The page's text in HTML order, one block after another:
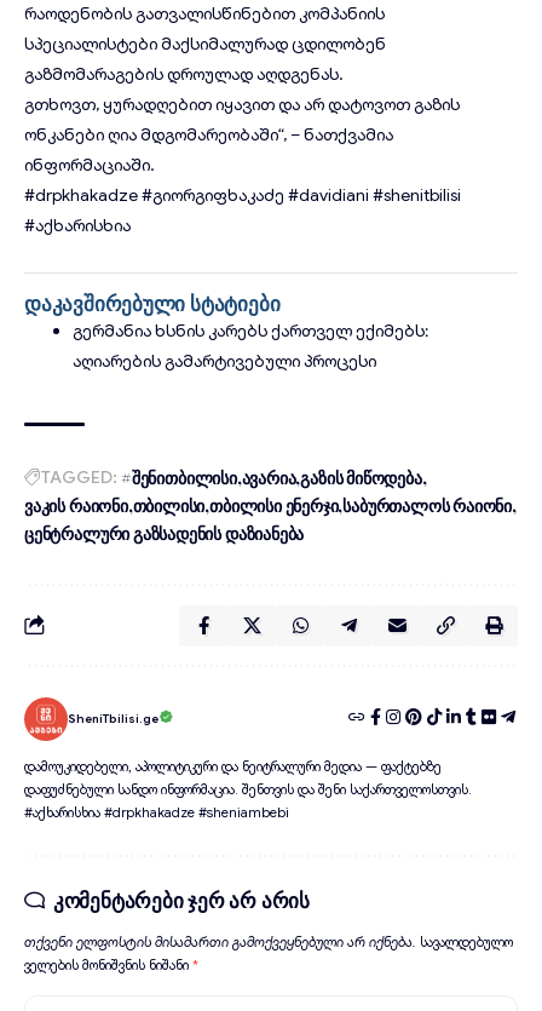
რაოდენობის გათვალისწინებით კომპანიის
სპეციალისტები მაქსიმალურად ცდილობენ
გაზმომარაგების დროულად აღდგენას.
გთხოვთ, ყურადღებით იყავით და არ დატოვოთ გაზის
ონკანები ღია მდგომარეობაში“, – ნათქვამია
ინფორმაციაში.
#drpkhakadze#გიორგიფხაკაძე #davidiani #shenitbilisi
#აქხარისხია
დაკავშირებული სტატიები
გერმანია ხსნის კარებს ქართველ ექიმებს:
აღიარების გამარტივებული პროცესი
TAGGED: #შენითბილისი ავარია გაზის მიწოდება
ვაკის რაიონი თბილისი თბილისი ენერჯი საბურთალოს რაიონი
ცენტრალური გაზსადენის დაზიანება
SheniTbilisi.ge
დამოუკიდებელი, აპოლიტიკური და ნეიტრალური მედია — ფაქტებზე
დაფუძნებული სანდო ინფორმაცია. შენთვის და შენი საქართველოსთვის.
#აქხარისხია #drpkhakadze #sheniambebi
კომენტარები ჯერ არ არის
თქვენი ელფოსტის მისამართი გამოქვეყნებული არ იქნება. სავალდებულო
ველების მონიშვნის ნიშანი *